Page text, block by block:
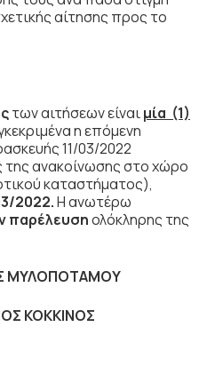
αίτησης προς το
των αιτήσεων είναιμία (1)
η επόμενη
11/03/2022
ανακοίνωσης στο χώρο
καταστήματος),
2022.Η ανωτέρω
παρέλευσηολόκληρης της
ΜΥΛΟΠΟΤΑΜΟΥ
ΚΟΚΚΙΝΟΣ